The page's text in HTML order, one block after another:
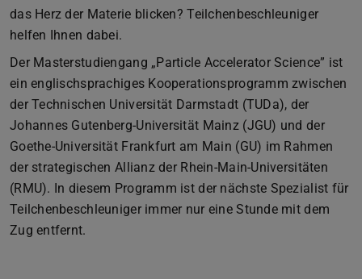
das Herz der Materie blicken? Teilchenbeschleuniger
helfen Ihnen dabei.
Der Masterstudiengang „Particle Accelerator Science” ist
ein englischsprachiges Kooperationsprogramm zwischen
der Technischen Universität Darmstadt (TUDa), der
Johannes Gutenberg-Universität Mainz (JGU) und der
Goethe-Universität Frankfurt am Main (GU) im Rahmen
der strategischen Allianz der Rhein-Main-Universitäten
(RMU). In diesem Programm ist der nächste Spezialist für
Teilchenbeschleuniger immer nur eine Stunde mit dem
Zug entfernt.